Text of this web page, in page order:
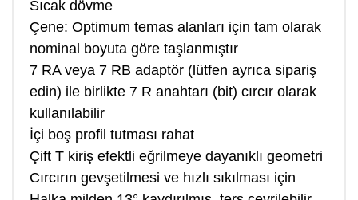
Sıcak dövme
Çene: Optimum temas alanları için tam olarak
nominal boyuta göre taşlanmıştır
7 RA veya 7 RB adaptör (lütfen ayrıca sipariş
edin) ile birlikte 7 R anahtarı (bit) cırcır olarak
kullanılabilir
İçi boş profil tutması rahat
Çift T kiriş efektli eğrilmeye dayanıklı geometri
Cırcırın gevşetilmesi ve hızlı sıkılması için